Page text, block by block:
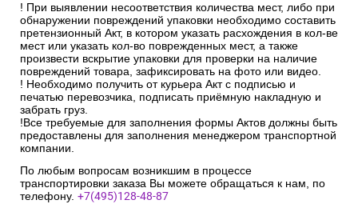
! При выявлении несоответствия количества мест, либо при
обнаружении повреждений упаковки необходимо составить
претензионный Акт, в котором указать расхождения в кол-ве
мест или указать кол-во поврежденных мест, а также
произвести вскрытие упаковки для проверки на наличие
повреждений товара, зафиксировать на фото или видео.
! Необходимо получить от курьера Акт с подписью и
печатью перевозчика, подписать приёмную накладную и
забрать груз.
!Все требуемые для заполнения формы Актов должны быть
предоставлены для заполнения менеджером транспортной
компании.
По любым вопросам возникшим в процессе
транспортировки заказа Вы можете обращаться к нам, по
телефону. +7(495)128-48-87